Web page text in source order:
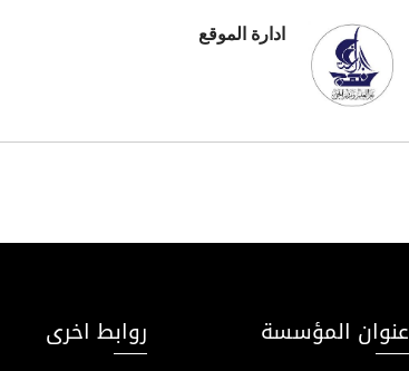
ادارة الموقع
عنوان المؤسسة روابط اخرى